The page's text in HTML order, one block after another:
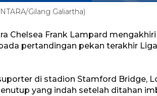
Gilang Galiartha)
Chelsea Frank Lampard
pertandingan pekan terakhir
di stadion Stamford Bridge,
yang indah setelah ditahan